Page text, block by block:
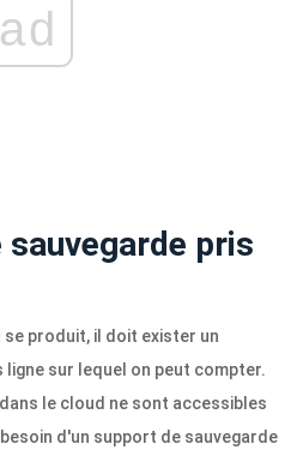
ad
pris
se produit, il doit exister un
sur lequel on peut compter.
le cloud ne sont accessibles
d'un support de sauvegarde